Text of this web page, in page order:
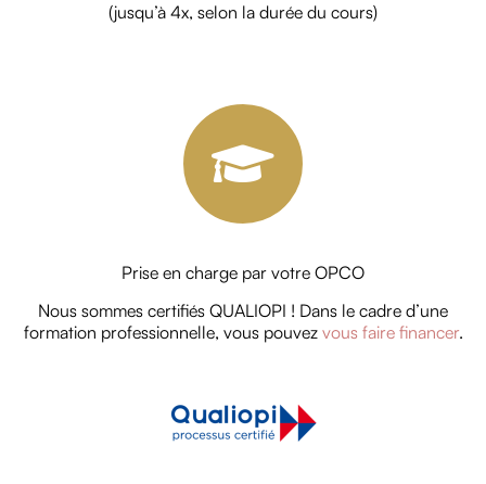
(jusqu’à 4x, selon la durée du cours)
Prise en charge par votre OPCO
Nous sommes certifiés QUALIOPI ! Dans le cadre d’une
formation professionnelle, vous pouvez vous faire financer.